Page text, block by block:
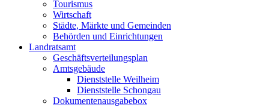
Tourismus
Wirtschaft
Städte, Märkte und Gemeinden
Behörden und Einrichtungen
Landratsamt
Geschäftsverteilungsplan
Amtsgebäude
Dienststelle Weilheim
Dienststelle Schongau
Dokumentenausgabebox